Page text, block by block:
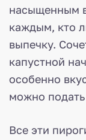
насыщенным
каждым, кто
выпечку.
капустной
особенно
можно
Все эти